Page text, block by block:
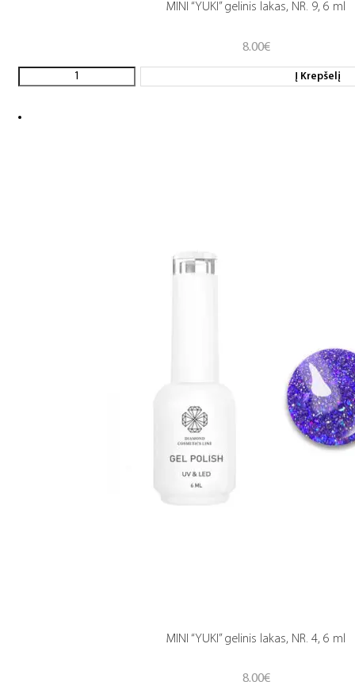
MINI “YUKI” gelinis lakas, NR. 9, 6 ml
8.00€
Į Krepšelį
MINI “YUKI” gelinis lakas, NR. 4, 6 ml
8.00€